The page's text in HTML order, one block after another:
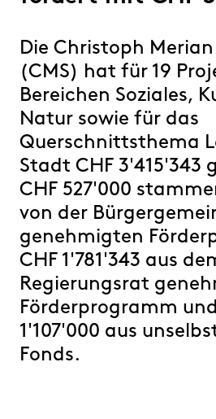
Personen
Medien
Publikationen
Kontakt
FAQ
Die Christoph
(CMS) hat für 19
Bereichen Soziales,
Natur sowie für das
Querschnittsthema
Stadt CHF 3'415'343
CHF 527'000
von der
genehmigten
CHF 1'781'343 aus
Regierungsrat
Förderprogramm
1'107'000 aus
Fonds.